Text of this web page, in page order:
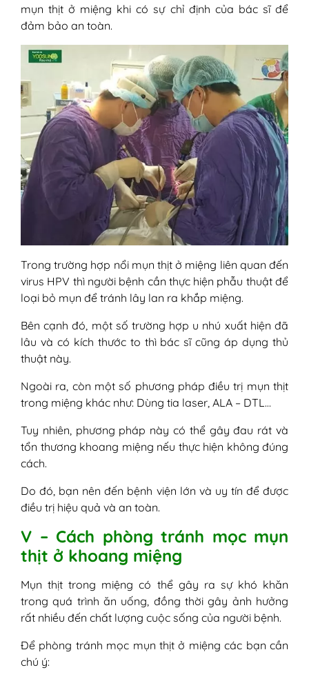
mụn thịt ở miệng khi có sự chỉ định của bác sĩ để
đảm bảo an toàn.
Trong trường hợp nổi mụn thịt ở miệng liên quan đến
virus HPV thì người bệnh cần thực hiện phẫu thuật để
loại bỏ mụn để tránh lây lan ra khắp miệng.
Bên cạnh đó, một số trường hợp u nhú xuất hiện đã
lâu và có kích thước to thì bác sĩ cũng áp dụng thủ
thuật này.
Ngoài ra, còn một số phương pháp điều trị mụn thịt
trong miệng khác như: Dùng tia laser, ALA – DTL…
Tuy nhiên, phương pháp này có thể gây đau rát và
tổn thương khoang miệng nếu thực hiện không đúng
cách.
Do đó, bạn nên đến bệnh viện lớn và uy tín để được
điều trị hiệu quả và an toàn.
V – Cách phòng tránh mọc mụn
thịt ở khoang miệng
Mụn thịt trong miệng có thể gây ra sự khó khăn
trong quá trình ăn uống, đồng thời gây ảnh hưởng
rất nhiều đến chất lượng cuộc sống của người bệnh.
Để phòng tránh mọc mụn thịt ở miệng các bạn cần
chú ý: